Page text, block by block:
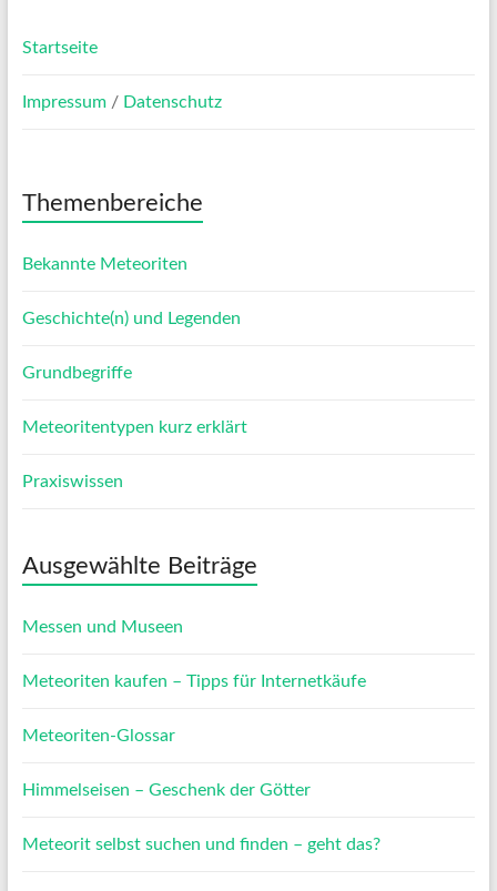
Startseite
Impressum / Datenschutz
Themenbereiche
Bekannte Meteoriten
Geschichte(n) und Legenden
Grundbegriffe
Meteoritentypen kurz erklärt
Praxiswissen
Ausgewählte Beiträge
Messen und Museen
Meteoriten kaufen – Tipps für Internetkäufe
Meteoriten-Glossar
Himmelseisen – Geschenk der Götter
Meteorit selbst suchen und finden – geht das?